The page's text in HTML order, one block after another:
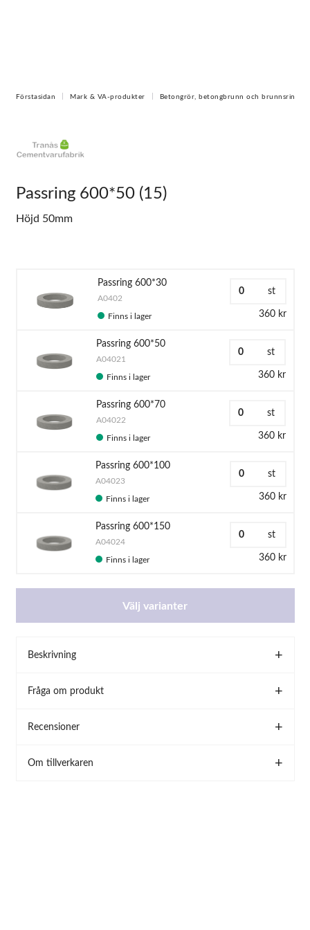
Förstasidan Mark & VA-produkter Betongrör, betongbrunn och brunnsring
Passring 600*50 (15)
Höjd 50mm
Passring 600*30
A0402
Finns i lager 360 kr
st
Passring 600*50
A04021
Finns i lager 360 kr
st
Passring 600*70
A04022
Finns i lager 360 kr
st
Passring 600*100
A04023
Finns i lager 360 kr
st
Passring 600*150
A04024
Finns i lager 360 kr
st
Välj varianter
Beskrivning
Fråga om produkt
Recensioner
Om tillverkaren